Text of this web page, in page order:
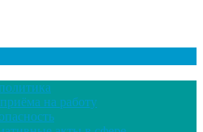
на работу